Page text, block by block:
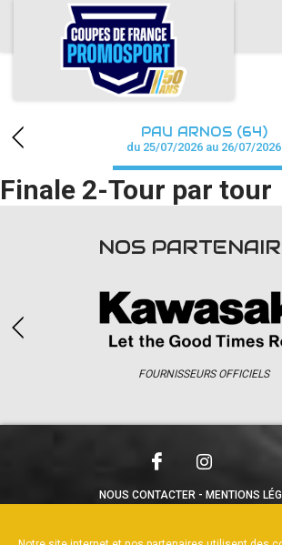
ACCUEIL
ACTUS
CALENDRIER
CHAMPIONNAT
RÉSULTATS
accéder à la billetterie
PAU ARNOS (64)
du 25/07/2026 au 26/07/2026
Finale 2-Tour par tour
NOS
FOURNISSEURS OFFICIELS
NOUS CONTACTER
MENTIONS